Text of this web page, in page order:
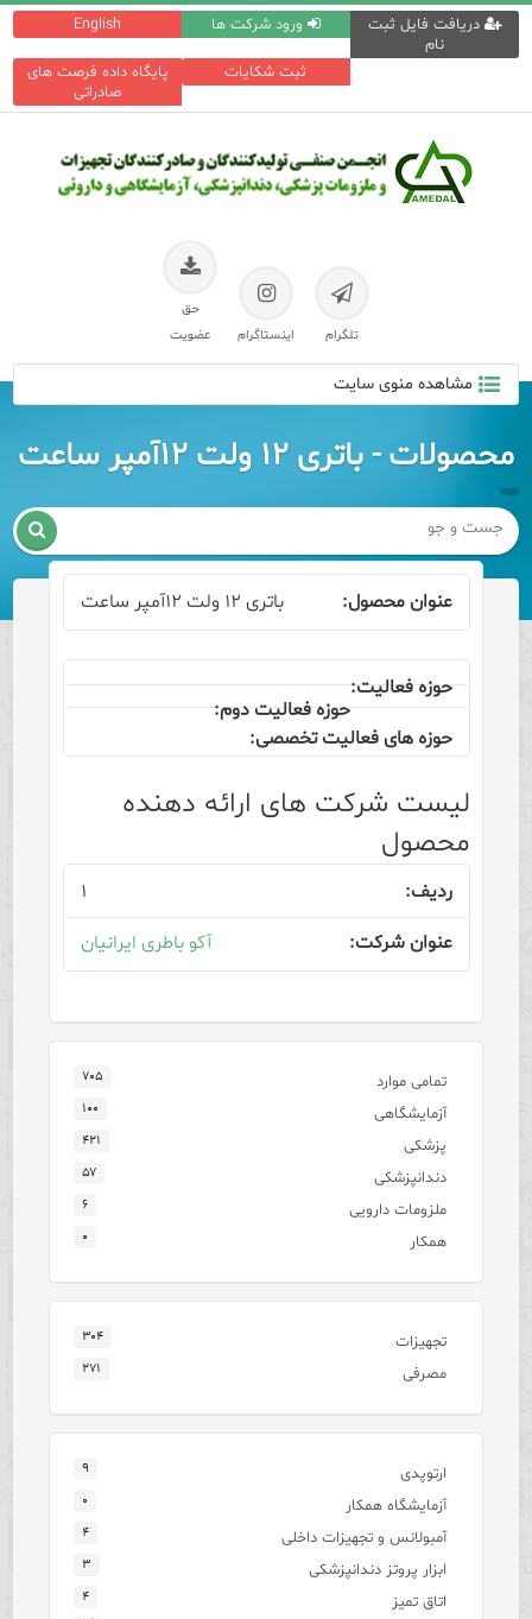
English ورود شرکت ها
دریافت فایل ثبت
نام
پایگاه داده فرصت های
صادراتی
ثبت شکایات
تلگرام اینستاگرام
حق
عضویت
مشاهده منوی سایت
محصولات - باتری ۱۲ ولت ۱۲آمپر ساعت

باتری ۱۲ ولت ۱۲آمپر ساعت
لیست شرکت های ارائه دهنده
محصول
۱
آکو باطری ایرانیان
تمامی موارد ۷۰۵
آزمایشگاهی ۱۰۰
پزشکی ۴۲۱
دندانپزشکی ۵۷
ملزومات دارویی ۶
همکار ۰
تجهیزات ۳۰۴
مصرفی ۲۷۱
ارتوپدی ۹
آزمایشگاه همکار ۰
آمبولانس و تجهیزات داخلی ۴
ابزار پروتز دندانپزشکی ۳
اتاق تمیز ۴